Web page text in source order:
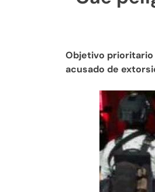
Objetivo prioritario
acusado de